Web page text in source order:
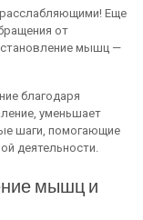
Еще
от
мышц —
благодаря
уменьшает
шаги, помогающие
деятельности.
мышц и